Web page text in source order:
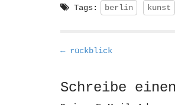
Tags: berlin kunst
P
s
← rückblick
Schreibe einen